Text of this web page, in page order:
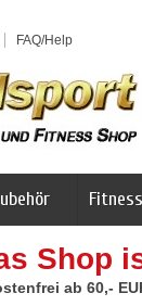
FAQ/Help
Shop
ab 60,-